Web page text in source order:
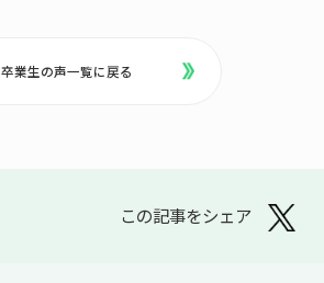
卒業生の声一覧に戻る
この記事をシェア